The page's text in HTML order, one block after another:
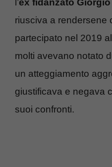
l’ex fidanzato
riusciva a rendersene
partecipato nel 2019 al
molti avevano notato
un atteggiamento
giustificava e negava
suoi confronti.